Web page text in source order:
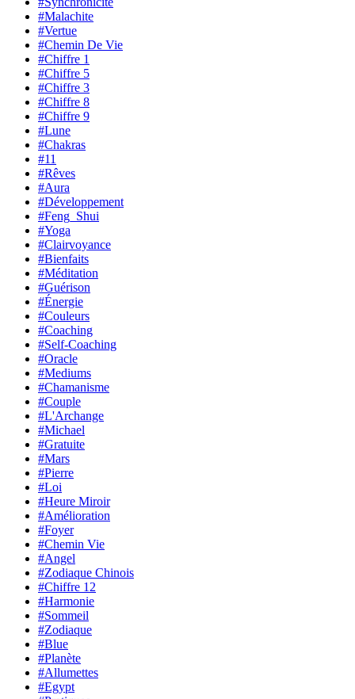
#Malachite
#Vertue
#Chemin De Vie
#Chiffre 1
#Chiffre 5
#Chiffre 3
#Chiffre 8
#Chiffre 9
#Lune
#Chakras
#11
#Rêves
#Aura
#Développement
#Feng_Shui
#Yoga
#Clairvoyance
#Bienfaits
#Méditation
#Guérison
#Énergie
#Couleurs
#Coaching
#Self-Coaching
#Oracle
#Mediums
#Chamanisme
#Couple
#L'Archange
#Michael
#Gratuite
#Mars
#Pierre
#Loi
#Heure Miroir
#Amélioration
#Foyer
#Chemin Vie
#Angel
#Zodiaque Chinois
#Chiffre 12
#Harmonie
#Sommeil
#Zodiaque
#Blue
#Planète
#Allumettes
#Egypt